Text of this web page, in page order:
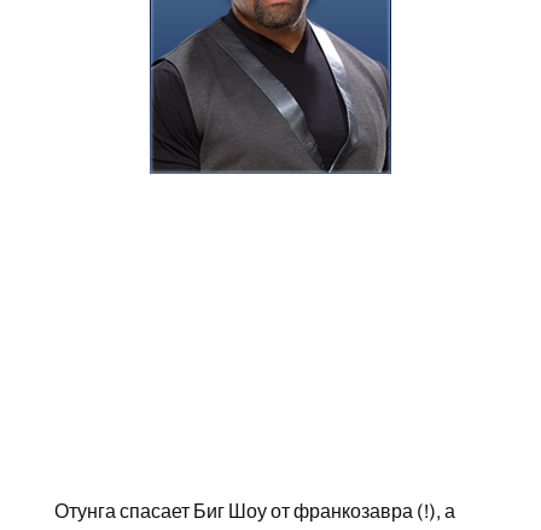
Отунга спасает Биг Шоу от франкозавра (!), а